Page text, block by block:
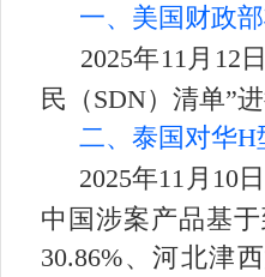
一、美国财政
2025年11月12
民（SDN）清单”
二、泰国对华
2025年11月10
中国涉案产品基
30.86%、河北津